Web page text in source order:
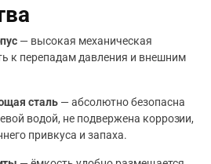
— высокая механическая
к перепадам давления и внешним
сталь — абсолютно безопасна
водой, не подвержена коррозии,
привкуса и запаха.